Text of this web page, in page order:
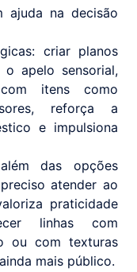
ajuda na decisão
criar planos
apelo sensorial,
itens como
reforça a
e impulsiona
das opções
atender ao
praticidade
linhas com
ou com texturas
mais público.